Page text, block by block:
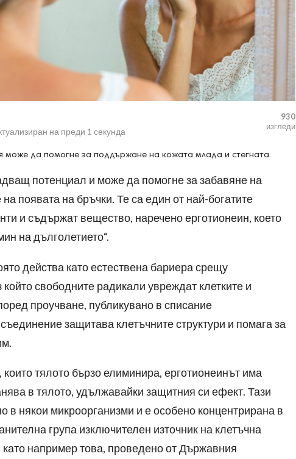
на преди 1 секунда
930
изгледи
може да помогне за поддържане на кожата млада и стегната.
потенциал и може да помогне за забавяне на
появата на бръчки. Те са един от най-богатите
и съдържат вещество, наречено ерготионеин, което
на дълголетието“.
действа като естествена бариера срещу
свободните радикали увреждат клетките и
проучване, публикувано в списание
защитава клетъчните структури и помага за
тялото бързо елиминира, ерготионеинът има
в тялото, удължавайки защитния си ефект. Тази
в някои микроорганизми и е особено концентрирана в
група изключителен източник на клетъчна
например това, проведено от Държавния